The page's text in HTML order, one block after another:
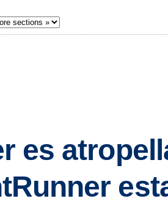
es